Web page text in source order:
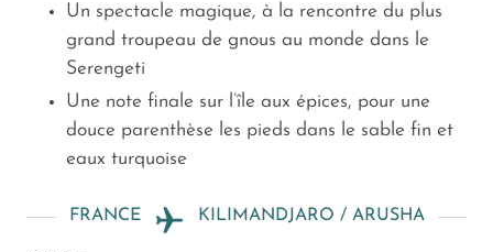
Un spectacle magique, à la rencontre du plus
grand troupeau de gnous au monde dans le
Serengeti
Une note finale sur l’île aux épices, pour une
douce parenthèse les pieds dans le sable fin et
eaux turquoise
FRANCE KILIMANDJARO / ARUSHA